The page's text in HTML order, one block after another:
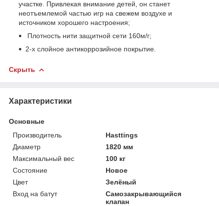
участке. Привлекая внимание детей, он станет
неотъемлемой частью игр на свежем воздухе и
источником хорошего настроения;
Плотность нити защитной сети 160м/г;
2-х слойное антикоррозийное покрытие.
Скрыть
Характеристики
Основные
Производитель
Hasttings
Диаметр
1820 мм
Максимальный вес
100 кг
Состояние
Новое
Цвет
Зелёный
Вход на батут
Самозакрывающийся
клапан